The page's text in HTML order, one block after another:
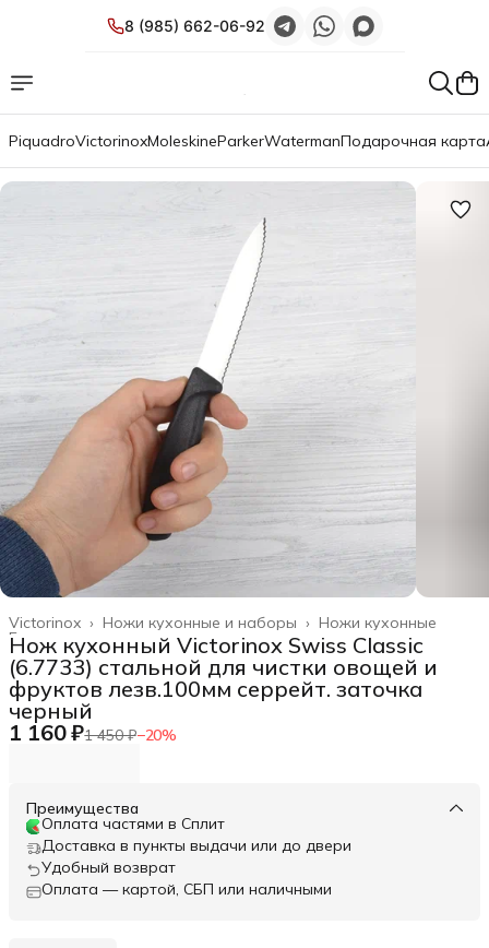
8 (985) 662-06-92
PiquadroVictorinoxMoleskineParkerWatermanПодарочная карта
Ножи кухонные
Ножи кухонные и наборы ›
Victorinox ›
Главная
Нож кухонный Victorinox Swiss Classic
(6.7733) стальной для чистки овощей и
фруктов лезв.100мм серрейт. заточка
черный
1 160 ₽1 450 ₽−20%
Преимущества
Оплата частями в Сплит
Доставка в пункты выдачи или до двери
Удобный возврат
Оплата — картой, СБП или наличными